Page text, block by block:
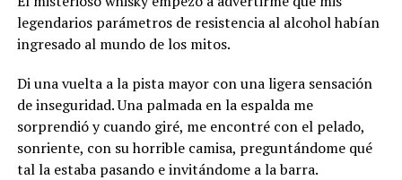
legendarios parámetros de resistencia al alcohol habían
ingresado al mundo de los mitos.
Di una vuelta a la pista mayor con una ligera sensación
de inseguridad. Una palmada en la espalda me
sorprendió y cuando giré, me encontré con el pelado,
sonriente, con su horrible camisa, preguntándome qué
tal la estaba pasando e invitándome a la barra.